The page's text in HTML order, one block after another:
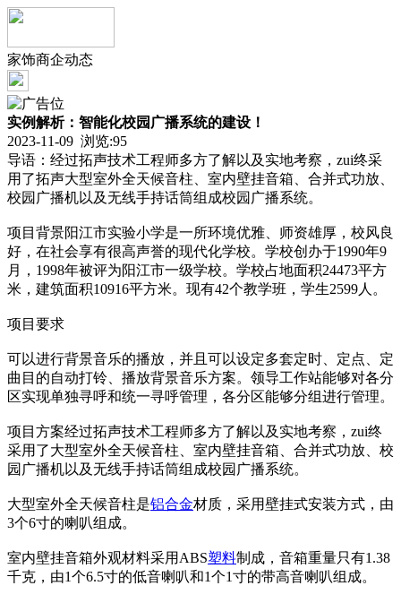
家饰商企动态
实例解析：智能化校园广播系统的建设！
2023-11-09 浏览:95
导语：经过拓声技术工程师多方了解以及实地考察，zui终采
用了拓声大型室外全天候音柱、室内壁挂音箱、合并式功放、
校园广播机以及无线手持话筒组成校园广播系统。
项目背景阳江市实验小学是一所环境优雅、师资雄厚，校风良
好，在社会享有很高声誉的现代化学校。学校创办于1990年9
月，1998年被评为阳江市一级学校。学校占地面积24473平方
米，建筑面积10916平方米。现有42个教学班，学生2599人。
项目要求
可以进行背景音乐的播放，并且可以设定多套定时、定点、定
曲目的自动打铃、播放背景音乐方案。领导工作站能够对各分
区实现单独寻呼和统一寻呼管理，各分区能够分组进行管理。
项目方案经过拓声技术工程师多方了解以及实地考察，zui终
采用了大型室外全天候音柱、室内壁挂音箱、合并式功放、校
园广播机以及无线手持话筒组成校园广播系统。
大型室外全天候音柱是铝合金材质，采用壁挂式安装方式，由
3个6寸的喇叭组成。
室内壁挂音箱外观材料采用ABS塑料制成，音箱重量只有1.38
千克，由1个6.5寸的低音喇叭和1个1寸的带高音喇叭组成。